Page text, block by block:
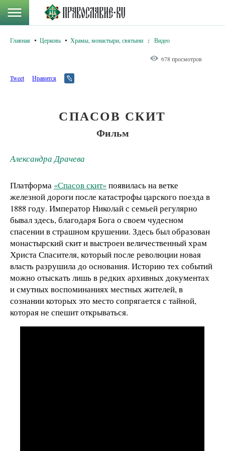
Главная Церковь Храмы, монастыри, святыни : Видео
678 просмотров
Tweet Нравится
СПАСОВ СКИТ
Фильм
Александра Драчева
Платформа «Спасов скит»появилась на ветке
железной дороги после катастрофы царского поезда в
1888 году. Император Николай с семьей регулярно
бывал здесь, благодаря Бога о своем чудесном
спасении в страшном крушении. Здесь был образован
монастырский скит и выстроен величественный храм
Христа Спасителя, который после революции новая
власть разрушила до основания. Историю тех событий
можно отыскать лишь в редких архивных документах
и смутных воспоминаниях местных жителей, в
сознании которых это место сопрягается с тайной,
которая не спешит открываться.